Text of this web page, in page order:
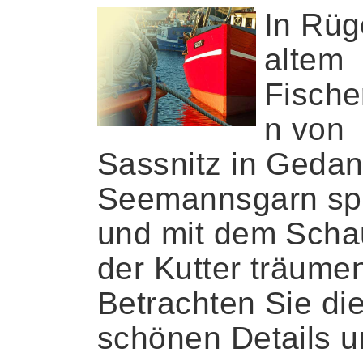
In
altem
n von
Sassnitz in
Seemannsgarn
und mit dem
der Kutter
Betrachten Sie
schönen Details